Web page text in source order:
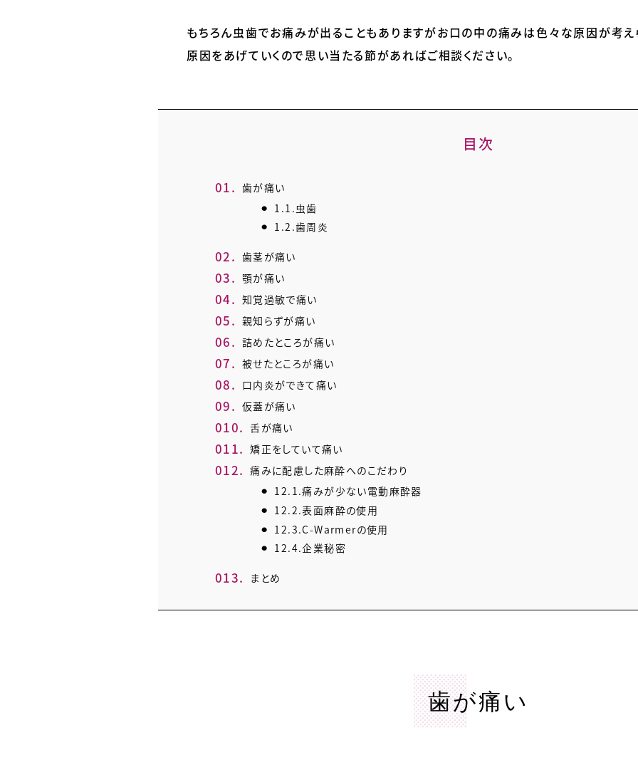
もちろん虫歯でお痛みが出ることもありますがお口の中の痛みは色々な原因が考え
原因をあげていくので思い当たる節があればご相談ください。
目次
1. 歯が痛い
1.1.虫歯
1.2.歯周炎
2. 歯茎が痛い
3. 顎が痛い
4. 知覚過敏で痛い
5. 親知らずが痛い
6. 詰めたところが痛い
7. 被せたところが痛い
8. 口内炎ができて痛い
9. 仮蓋が痛い
10. 舌が痛い
11. 矯正をしていて痛い
12. 痛みに配慮した麻酔へのこだわり
12.1.痛みが少ない電動麻酔器
12.2.表面麻酔の使用
12.3.C-Warmerの使用
12.4.企業秘密
13. まとめ
歯が痛い